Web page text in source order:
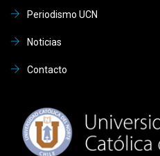
Periodismo UCN
Noticias
Contacto